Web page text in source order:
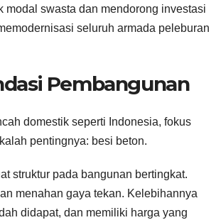
swasta dan mendorong investasi
seluruh armada peleburan
Pembangunan
domestik seperti Indonesia, fokus
pentingnya: besi beton.
struktur pada bangunan bertingkat.
menahan gaya tekan. Kelebihannya
didapat, dan memiliki harga yang